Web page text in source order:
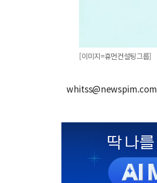
[이미지=휴먼컨설팅그룹]
whitss@newspim.com